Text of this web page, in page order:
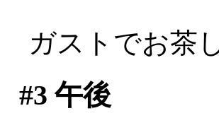
ガストでお茶
#3 午後